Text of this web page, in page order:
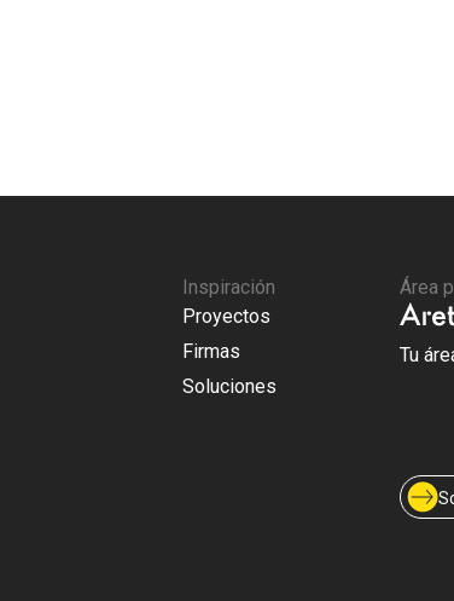
Inspiración
Proyectos
Firmas
Soluciones
Área
Tu